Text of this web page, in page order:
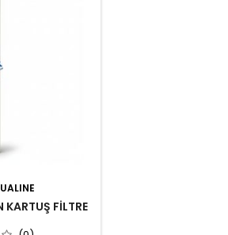
FİLTRE